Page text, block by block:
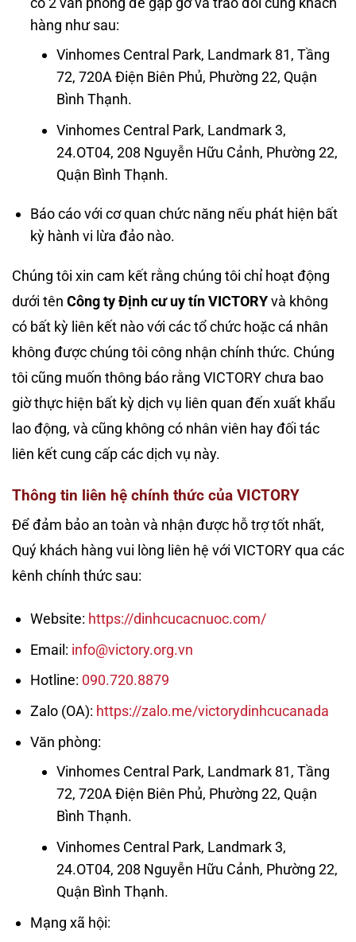
hàng như sau:
Vinhomes Central Park, Landmark 81, Tầng
72, 720A Điện Biên Phủ, Phường 22, Quận
Bình Thạnh.
Vinhomes Central Park, Landmark 3,
24.OT04, 208 Nguyễn Hữu Cảnh, Phường 22,
Quận Bình Thạnh.
Báo cáo với cơ quan chức năng nếu phát hiện bất
kỳ hành vi lừa đảo nào.
Chúng tôi xin cam kết rằng chúng tôi chỉ hoạt động
dưới tên Công ty Định cư uy tín VICTORYvà không
có bất kỳ liên kết nào với các tổ chức hoặc cá nhân
không được chúng tôi công nhận chính thức. Chúng
tôi cũng muốn thông báo rằng VICTORY chưa bao
giờ thực hiện bất kỳ dịch vụ liên quan đến xuất khẩu
lao động, và cũng không có nhân viên hay đối tác
liên kết cung cấp các dịch vụ này.
Thông tin liên hệ chính thức của VICTORY
Để đảm bảo an toàn và nhận được hỗ trợ tốt nhất,
Quý khách hàng vui lòng liên hệ với VICTORY qua các
kênh chính thức sau:
Website: https://dinhcucacnuoc.com/
Email: info@victory.org.vn
Hotline: 090.720.8879
Zalo (OA): https://zalo.me/victorydinhcucanada
Văn phòng:
Vinhomes Central Park, Landmark 81, Tầng
72, 720A Điện Biên Phủ, Phường 22, Quận
Bình Thạnh.
Vinhomes Central Park, Landmark 3,
24.OT04, 208 Nguyễn Hữu Cảnh, Phường 22,
Quận Bình Thạnh.
Mạng xã hội: